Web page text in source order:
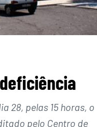
28, pelas 15 horas, o
pelo Centro de